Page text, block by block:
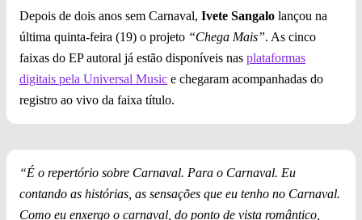
Depois de dois anos sem Carnaval, Ivete Sangalo lançou na
última quinta-feira (19) o projeto “Chega Mais”. As cinco
faixas do EP autoral já estão disponíveis nas plataformas
digitais pela Universal Music e chegaram acompanhadas do
registro ao vivo da faixa título.
“É o repertório sobre Carnaval. Para o Carnaval. Eu
contando as histórias, as sensações que eu tenho no Carnaval.
Como eu enxergo o carnaval, do ponto de vista romântico,